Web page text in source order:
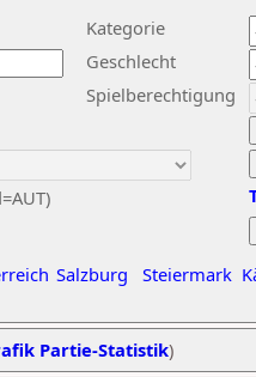
Kategorie
Geschlecht
Spielberechtigung
Salzburg Steiermark
Partie-Statistik)